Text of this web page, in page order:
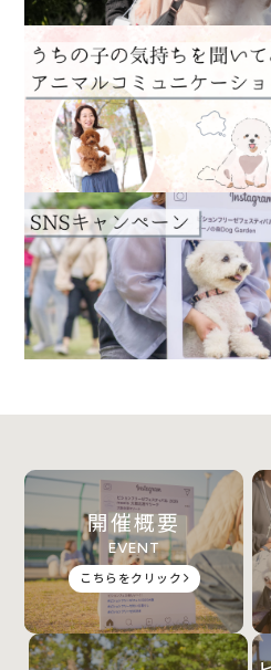
開催概要
EVENT
こちらをクリック